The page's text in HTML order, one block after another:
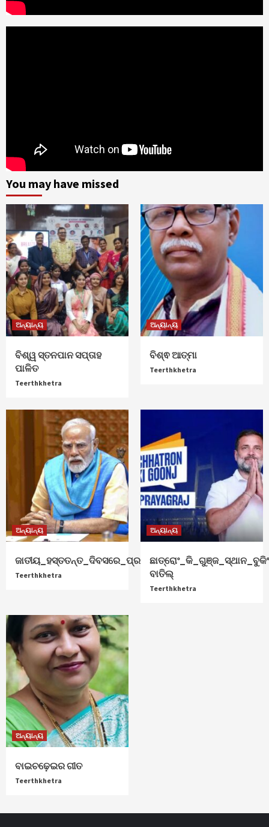
You may have missed
ଅନ୍ୟାନ୍ୟ
ବିଶ୍ୱ ସ୍ତନପାନ ସପ୍ତାହ
ପାଳିତ
Teerthkhetra
ଅନ୍ୟାନ୍ୟ
ବିଶ୍ଵ ଆତ୍ମା
Teerthkhetra
ଅନ୍ୟାନ୍ୟ
ଜାତୀୟ_ହସ୍ତତନ୍ତ_ଦିବସରେ_ପ୍ରଧାନମନ୍ତ୍ରୀ_ଶୁଭେଚ୍ଛା
Teerthkhetra
ଅନ୍ୟାନ୍ୟ
ଛାତ୍ରୋଂ_କି_ଗୁଞ୍ଜ_ସ୍ଥାନ_ବୁକିଂ
ବାତିଲ୍
Teerthkhetra
ଅନ୍ୟାନ୍ୟ
ବାଇଚଢ଼େଇର ଗୀତ
Teerthkhetra